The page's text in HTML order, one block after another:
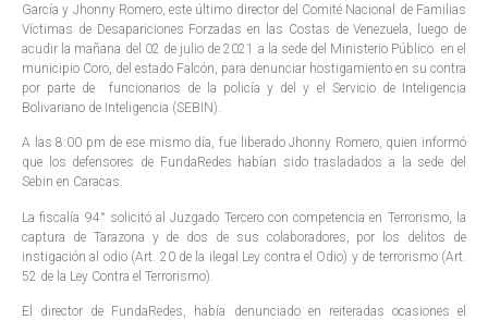
García y Jhonny Romero, este último director del Comité Nacional de Familias
Víctimas de Desapariciones Forzadas en las Costas de Venezuela, luego de
acudir la mañana del 02 de julio de 2021 a la sede del Ministerio Público en el
municipio Coro, del estado Falcón, para denunciar hostigamiento en su contra
por parte de funcionarios de la policía y del y el Servicio de Inteligencia
Bolivariano de Inteligencia (SEBIN).
A las 8:00 pm de ese mismo día, fue liberado Jhonny Romero, quien informó
que los defensores de FundaRedes habían sido trasladados a la sede del
Sebin en Caracas.
La fiscalía 94° solicitó al Juzgado Tercero con competencia en Terrorismo, la
captura de Tarazona y de dos de sus colaboradores, por los delitos de
instigación al odio (Art. 20 de la ilegal Ley contra el Odio) y de terrorismo (Art.
52 de la Ley Contra el Terrorismo).
El director de FundaRedes, había denunciado en reiteradas ocasiones el